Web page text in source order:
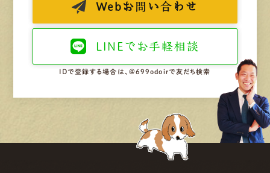
Web お問い合わせ
LINEで お手軽相談
IDで登録する場合は、@699odoirで友だち検索